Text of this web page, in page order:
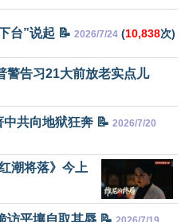
台”说起 📝 2026/7/24 (10,838次)
警告习21大前放老实点儿
共向地狱狂奔 📝 2026/7/20
潮将落》今上
访平壤自取其辱 📝